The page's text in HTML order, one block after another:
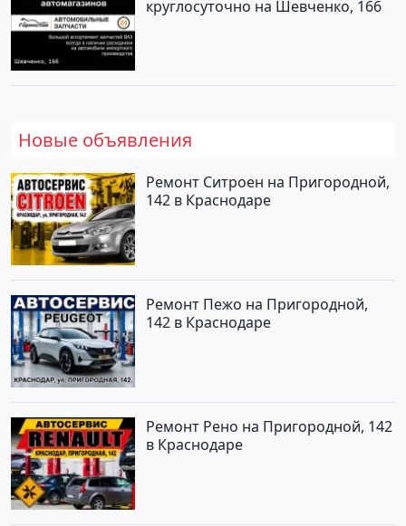
круглосуточно на Шевченко, 166
Новые объявления
Ремонт Ситроен на Пригородной,
142 в Краснодаре
Ремонт Пежо на Пригородной,
142 в Краснодаре
Ремонт Рено на Пригородной, 142
в Краснодаре